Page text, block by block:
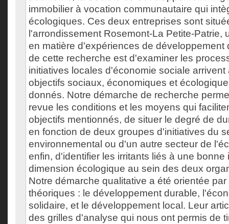
immobilier à vocation communautaire qui
écologiques. Ces deux entreprises sont
l'arrondissement Rosemont-La Petite-Patrie,
en matière d'expériences de développement
de cette recherche est d'examiner les
initiatives locales d'économie sociale arrivent
objectifs sociaux, économiques et
donnés. Notre démarche de recherche
revue les conditions et les moyens qui
objectifs mentionnés, de situer le degré de
en fonction de deux groupes d'initiatives du
environnemental ou d'un autre secteur de
enfin, d'identifier les irritants liés à une bonne
dimension écologique au sein des deux
Notre démarche qualitative a été orientée
théoriques : le développement durable,
solidaire, et le développement local. Leur
des grilles d'analyse qui nous ont permis de